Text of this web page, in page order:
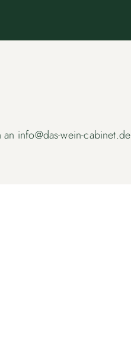
info@das-wein-cabinet.de